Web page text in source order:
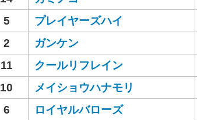
5 プレイヤーズハイ
2 ガンケン
11 クールリフレイン
10 メイショウハナモリ
6 ロイヤルバローズ